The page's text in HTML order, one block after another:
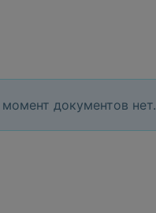
документов нет.